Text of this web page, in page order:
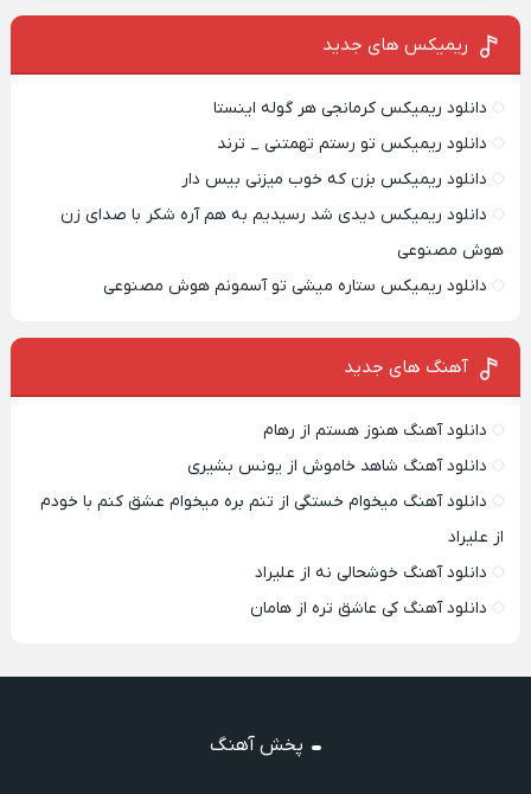
ریمیکس‌ های جدید
دانلود ریمیکس کرمانجی هر گوله اینستا
دانلود ریمیکس تو رستم تهمتنی _ ترند
دانلود ریمیکس بزن که خوب میزنی بیس دار
دانلود ریمیکس دیدی شد رسیدیم به هم آره شکر با صدای زن
هوش مصنوعی
دانلود ریمیکس ستاره میشی تو آسمونم هوش مصنوعی
آهنگ های جدید
دانلود آهنگ هنوز هستم از رهام
دانلود آهنگ شاهد خاموش از یونس بشیری
دانلود آهنگ میخوام خستگی از تنم بره میخوام عشق کنم با خودم
از علیراد
دانلود آهنگ خوشحالی نه از علیراد
دانلود آهنگ کی عاشق تره از هامان
پخش آهنگ